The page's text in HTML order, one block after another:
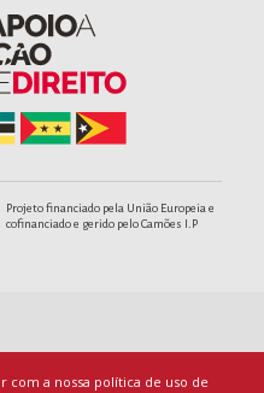
com a nossa política de uso de
Projeto financiado pela União Europeia e
cofinanciado e gerido pelo Camões I.P